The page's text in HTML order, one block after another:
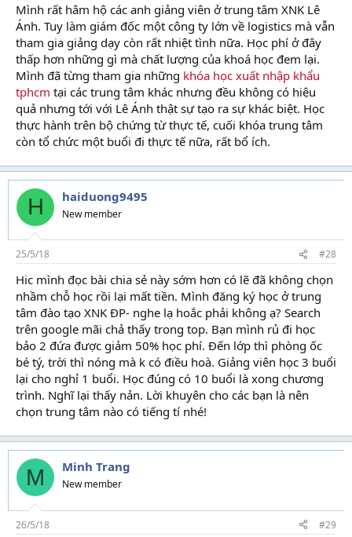
Mình rất hâm hộ các anh giảng viên ở trung tâm XNK Lê
Ánh. Tuy làm giám đốc một công ty lớn về logistics mà vẫn
tham gia giảng dạy còn rất nhiệt tình nữa. Học phí ở đây
thấp hơn những gì mà chất lượng của khoá học đem lại.
Mình đã từng tham gia những khóa học xuất nhập khẩu
tphcm tại các trung tâm khác nhưng đều không có hiệu
quả nhưng tới với Lê Ánh thật sự tạo ra sự khác biệt. Học
thực hành trên bộ chứng từ thực tế, cuối khóa trung tâm
còn tổ chức một buổi đi thực tế nữa, rất bổ ích.
H haiduong9495
New member
25/5/18 #28
Hic mình đọc bài chia sẻ này sớm hơn có lẽ đã không chọn
nhầm chỗ học rồi lại mất tiền. Mình đăng ký học ở trung
tâm đào tạo XNK ĐP- nghe lạ hoắc phải không ạ? Search
trên google mãi chả thấy trong top. Bạn mình rủ đi học
bảo 2 đứa được giảm 50% học phí. Đến lớp thì phòng ốc
bé tý, trời thì nóng mà k có điều hoà. Giảng viên học 3 buổi
lại cho nghỉ 1 buổi. Học đúng có 10 buổi là xong chương
trình. Nghĩ lại thấy nản. Lời khuyên cho các bạn là nên
chọn trung tâm nào có tiếng tí nhé!
M Minh Trang
New member
26/5/18 #29